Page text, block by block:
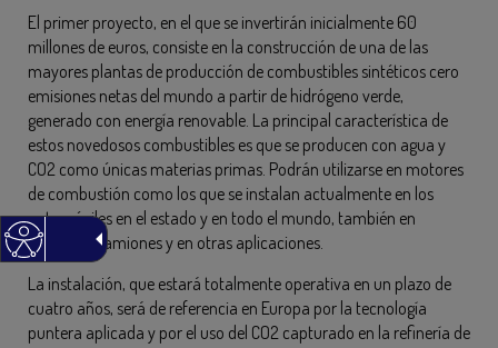
El primer proyecto, en el que se invertirán inicialmente 60
millones de euros, consiste en la construcción de una de las
mayores plantas de producción de combustibles sintéticos cero
emisiones netas del mundo a partir de hidrógeno verde,
generado con energía renovable. La principal característica de
estos novedosos combustibles es que se producen con agua y
CO2 como únicas materias primas. Podrán utilizarse en motores
de combustión como los que se instalan actualmente en los
automóviles en el estado y en todo el mundo, también en
aviones o camiones y en otras aplicaciones.
La instalación, que estará totalmente operativa en un plazo de
cuatro años, será de referencia en Europa por la tecnología
puntera aplicada y por el uso del CO2 capturado en la refinería de